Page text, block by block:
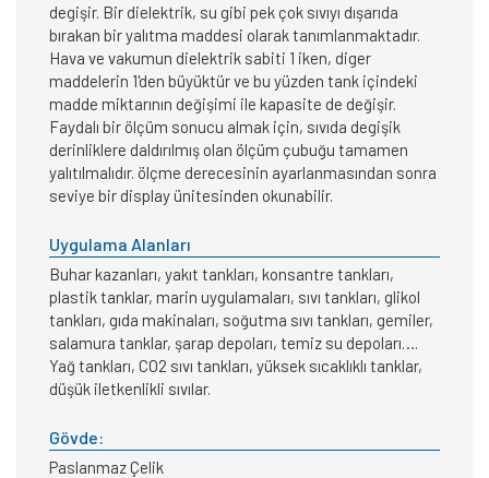
degişir. Bir dielektrik, su gibi pek çok sıvıyı dışarıda
bırakan bir yalıtma maddesi olarak tanımlanmaktadır.
Hava ve vakumun dielektrik sabiti 1 iken, diger
maddelerin 1'den büyüktür ve bu yüzden tank içindeki
madde miktarının değişimi ile kapasite de değişir.
Faydalı bir ölçüm sonucu almak için, sıvıda degişik
derinliklere daldırılmış olan ölçüm çubuğu tamamen
yalıtılmalıdır. ölçme derecesinin ayarlanmasından sonra
seviye bir display ünitesinden okunabilir.
Uygulama Alanları
Buhar kazanları, yakıt tankları, konsantre tankları,
plastik tanklar, marin uygulamaları, sıvı tankları, glikol
tankları, gıda makinaları, soğutma sıvı tankları, gemiler,
salamura tanklar, şarap depoları, temiz su depoları….
Yağ tankları, CO2 sıvı tankları, yüksek sıcaklıklı tanklar,
düşük iletkenlikli sıvılar.
Gövde:
Paslanmaz Çelik